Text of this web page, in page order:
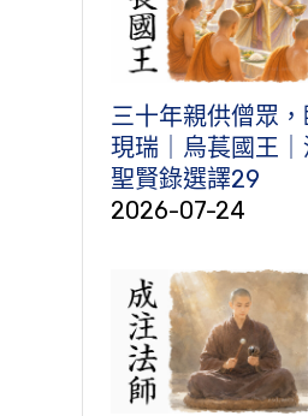
三十年親供僧眾
現瑞｜烏萇國王｜
聖賢錄選譯29
2026-07-24